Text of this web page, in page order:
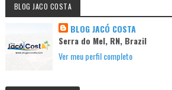
BLOG JACO COSTA
BLOG JACÓ COSTA
Serra do Mel, RN, Brazil
Ver meu perfil completo